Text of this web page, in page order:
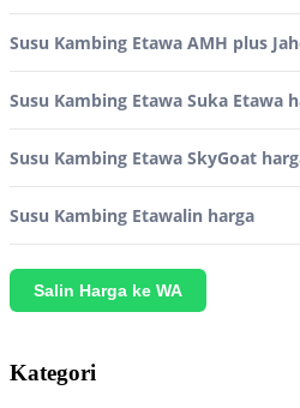
Susu Kambing Etawa AMH plus
Susu Kambing Etawa Suka Etawa
Susu Kambing Etawa SkyGoat
Susu Kambing Etawalin harga
Salin Harga ke WA
Kategori